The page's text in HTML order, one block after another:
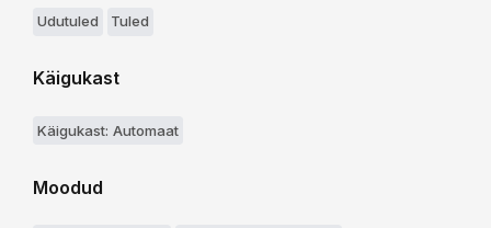
Udutuled Tuled
Käigukast
Käigukast: Automaat
Moodud